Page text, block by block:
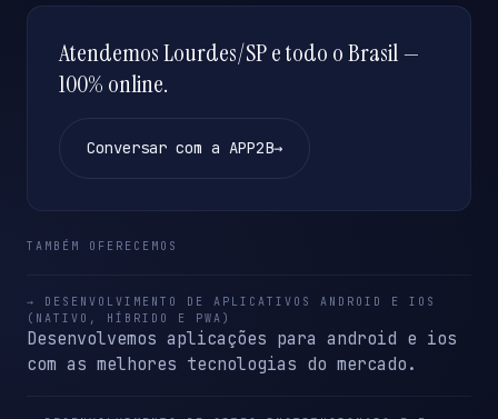
Atendemos Lourdes/SP e todo o Brasil —
100% online.
Conversar com a APP2B→
TAMBÉM OFERECEMOS
→ DESENVOLVIMENTO DE APLICATIVOS ANDROID E IOS
(NATIVO, HÍBRIDO E PWA)
Desenvolvemos aplicações para android e ios
com as melhores tecnologias do mercado.